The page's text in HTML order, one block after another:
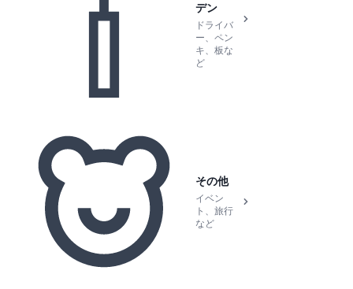
デン
ドライバ
ー、ペン
キ、板な
ど
その他
イベン
ト、旅行
など